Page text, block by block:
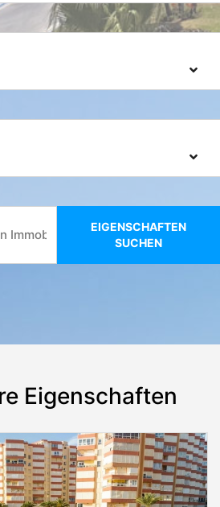
EIGENSCHAFTEN
SUCHEN
Eigenschaften